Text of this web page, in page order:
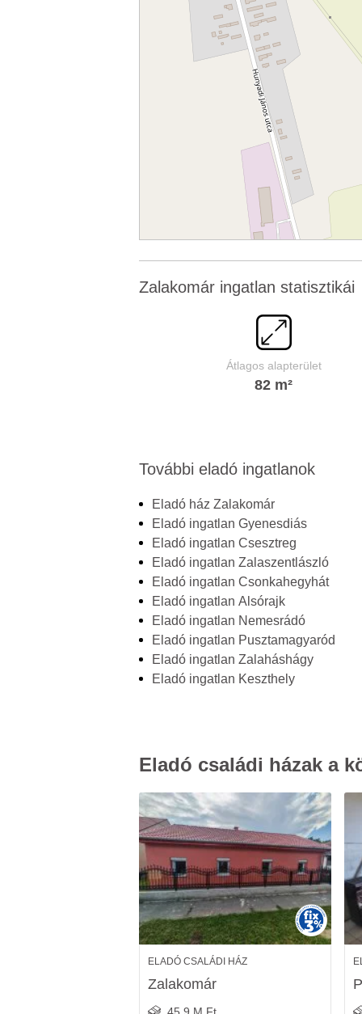
Zalakomár ingatlan statisztikái
Átlagos alapterület
82 m²
További eladó ingatlanok
Eladó ház Zalakomár
Eladó ingatlan Gyenesdiás
Eladó ingatlan Csesztreg
Eladó ingatlan Zalaszentlászló
Eladó ingatlan Csonkahegyhát
Eladó ingatlan Alsórajk
Eladó ingatlan Nemesrádó
Eladó ingatlan Pusztamagyaród
Eladó ingatlan Zalaháshágy
Eladó ingatlan Keszthely
Eladó családi házak a
ELADÓ CSALÁDI HÁZ
Zalakomár